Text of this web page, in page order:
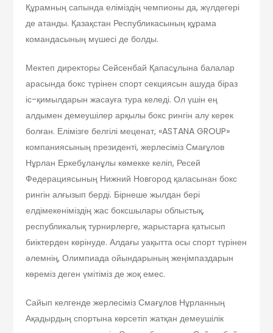
Құрамның сапында еліміздің чемпионы да, жүлдегері
де атанды. Қазақстан Республикасының құрама
командасының мүшесі де болды.
Мектеп директоры Сейсенбай Қапасұлына балалар
арасында бокс түрінен спорт секциясын ашуда біраз
іс-қимылдарын жасауға тура келеді. Ол үшін ең
алдымен демеушілер арқылы бокс рингін алу керек
болған. Елімізге белгілі меценат, «ASTANA GROUP»
компаниясының президенті, жерлесіміз Смағұлов
Нұрлан Еркебұланұлы көмекке келіп, Ресей
Федерациясының Нижний Новгород қаласынан бокс
рингін алғызып берді. Бірнеше жылдан бері
елдімекеніміздің жас боксшылары облыстық,
республикалық турнирлерге, жарыстарға қатысып
биіктерден көрінуде. Алдағы уақытта осы спорт түрінен
әлемнің, Олимпиада ойындарының жеңімпаздарын
көреміз деген үмітіміз де жоқ емес.
Сайып келгенде жерлесіміз Смағұлов Нұрланның
Ақадырдың спортына көрсетіп жатқан демеушілік